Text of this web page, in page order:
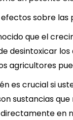
sobre
que el
desintoxicar los
agricultores
es crucial si
sustancias
en